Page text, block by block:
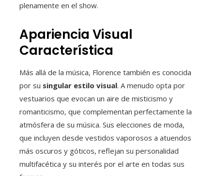
plenamente en el show.
Apariencia Visual
Característica
Más allá de la música, Florence también es conocida
por su singular estilo visual. A menudo opta por
vestuarios que evocan un aire de misticismo y
romanticismo, que complementan perfectamente la
atmósfera de su música. Sus elecciones de moda,
que incluyen desde vestidos vaporosos a atuendos
más oscuros y góticos, reflejan su personalidad
multifacética y su interés por el arte en todas sus